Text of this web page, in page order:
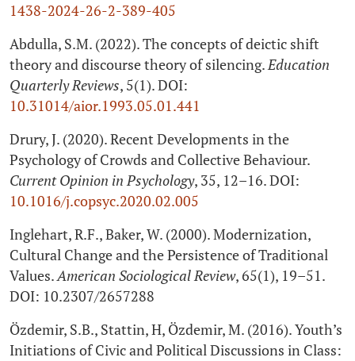
1438-2024-26-2-389-405
Abdulla, S.M. (2022). The concepts of deictic shift
theory and discourse theory of silencing.Education
Quarterly Reviews, 5(1). DOI:
10.31014/aior.1993.05.01.441
Drury, J. (2020). Recent Developments in the
Psychology of Crowds and Collective Behaviour.
Current Opinion in Psychology, 35, 12–16. DOI:
10.1016/j.copsyc.2020.02.005
Inglehart, R.F., Baker, W. (2000). Modernization,
Cultural Change and the Persistence of Traditional
Values.American Sociological Review, 65(1), 19–51.
DOI: 10.2307/2657288
Özdemir, S.B., Stattin, H, Özdemir, M. (2016). Youth’s
Initiations of Civic and Political Discussions in Class: